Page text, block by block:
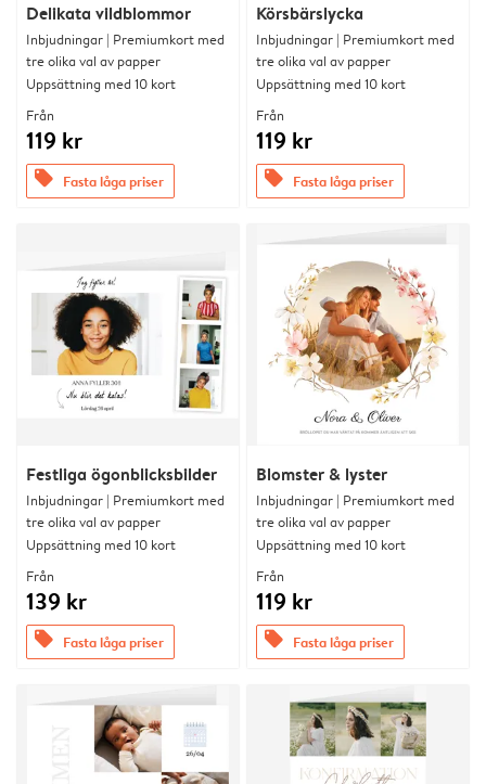
Delikata vildblommor
Inbjudningar | Premiumkort med
tre olika val av papper
Uppsättning med 10 kort
Från
119 kr
offers Fasta låga priser
Körsbärslycka
Inbjudningar | Premiumkort med
tre olika val av papper
Uppsättning med 10 kort
Från
119 kr
offers Fasta låga priser
Festliga ögonblicksbilder
Inbjudningar | Premiumkort med
tre olika val av papper
Uppsättning med 10 kort
Från
139 kr
offers Fasta låga priser
Blomster & lyster
Inbjudningar | Premiumkort med
tre olika val av papper
Uppsättning med 10 kort
Från
119 kr
offers Fasta låga priser